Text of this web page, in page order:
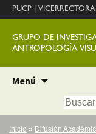
PUCP
GRUPO DE
ANTROPOLOGÍA
Menú
contenido
Buscar:
Inicio » Difusión